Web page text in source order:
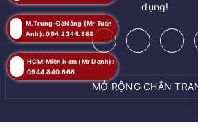
dụng!
MỞ RỘNG CHÂN
HCM-Miền Nam (Mr Danh):
0944.840.666
M.Trung-ĐàNẵng (Mr Tuấn
Anh): 094.2344.888